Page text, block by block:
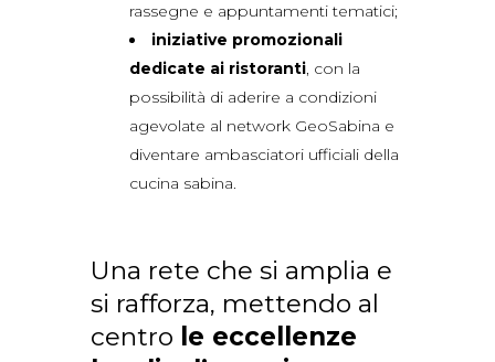
rassegne e appuntamenti tematici;
iniziative promozionali
dedicate ai ristoranti, con la
possibilità di aderire a condizioni
agevolate al network GeoSabina e
diventare ambasciatori ufficiali della
cucina sabina.
Una rete che si amplia e
si rafforza, mettendo al
centro le eccellenze